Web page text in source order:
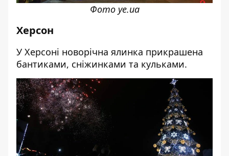
Фото ye.ua
Херсон
У Херсоні новорічна ялинка прикрашена
бантиками, сніжинками та кульками.